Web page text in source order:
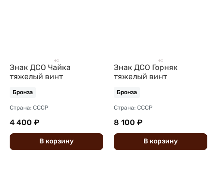
Знак ДСО Чайка
тяжелый винт
Бронза
Страна: СССР
4 400 ₽
В корзину
Знак ДСО Горняк
тяжелый винт
Бронза
Страна: СССР
8 100 ₽
В корзину